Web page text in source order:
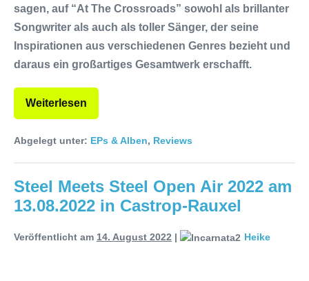
sagen, auf “At The Crossroads” sowohl als brillanter
Songwriter als auch als toller Sänger, der seine
Inspirationen aus verschiedenen Genres bezieht und
daraus ein großartiges Gesamtwerk erschafft.
Weiterlesen
Abgelegt unter: EPs & Alben, Reviews
Steel Meets Steel Open Air 2022 am
13.08.2022 in Castrop-Rauxel
Veröffentlicht am 14. August 2022 | Heike